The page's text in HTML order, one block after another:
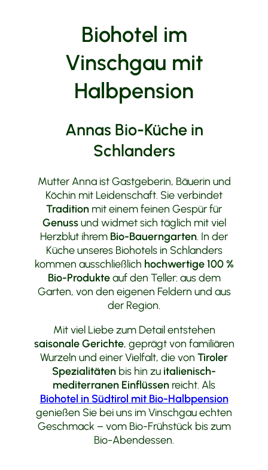
Biohotel im
Vinschgau mit
Halbpension
Annas Bio-Küche in
Schlanders
Mutter Anna ist Gastgeberin, Bäuerin und
Köchin mit Leidenschaft. Sie verbindet
Tradition mit einem feinen Gespür für
Genussund widmet sich täglich mit viel
Herzblut ihrem Bio-Bauerngarten. In der
Küche unseres Biohotels in Schlanders
kommen ausschließlich hochwertige 100 %
Bio-Produkteauf den Teller: aus dem
Garten, von den eigenen Feldern und aus
der Region.
Mit viel Liebe zum Detail entstehen
saisonale Gerichte, geprägt von familiären
Wurzeln und einer Vielfalt, die von Tiroler
Spezialitäten bis hin zu italienisch-
mediterranen Einflüssen reicht. Als
Biohotel in Südtirol mit Bio-Halbpension
genießen Sie bei uns im Vinschgau echten
Geschmack – vom Bio-Frühstück bis zum
Bio-Abendessen.